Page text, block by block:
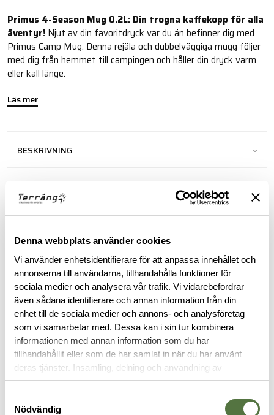
Denna webbplats använder cookies
Vi använder enhetsidentifierare för att anpassa innehållet och
annonserna till användarna, tillhandahålla funktioner för
sociala medier och analysera vår trafik. Vi vidarebefordrar
även sådana identifierare och annan information från din
enhet till de sociala medier och annons- och analysföretag
som vi samarbetar med. Dessa kan i sin tur kombinera
informationen med annan information som du har
tillhandahållit eller som de har samlat in när du har använt
deras tjänster. Insamling, delning och användning av
personuppgifter kan användas för personalisering av
Nödvändig
Primus 4-Season Mug 0.2L: Din trogna kaffekopp för alla
äventyr! Njut av din favoritdryck var du än befinner dig med
Primus Camp Mug. Denna rejäla och dubbelväggiga mugg följer
med dig från hemmet till campingen och håller din dryck varm
eller kall länge.
Läs mer
BESKRIVNING
RELATERADE PRODUKTER